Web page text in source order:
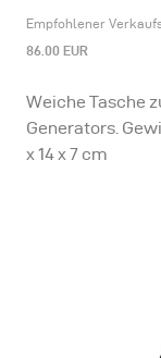
Empfohlener
86.00 EUR
Weiche Tasche
Generators.
x 14 x 7 cm